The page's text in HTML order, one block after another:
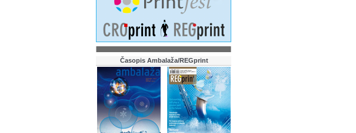
Časopis Ambalaža/REGprint